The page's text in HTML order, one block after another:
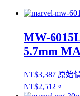
MW-
5.7mm
NT$3,387 原始
NT$2,512。